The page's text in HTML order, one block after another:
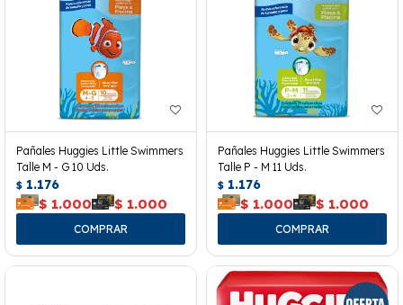
Pañales Huggies Little Swimmers
Talle M - G 10 Uds.
$ 1.176
$ 1.000 $ 1.000
Pañales Huggies Little Swimmers
Talle P - M 11 Uds.
$ 1.176
$ 1.000 $ 1.000